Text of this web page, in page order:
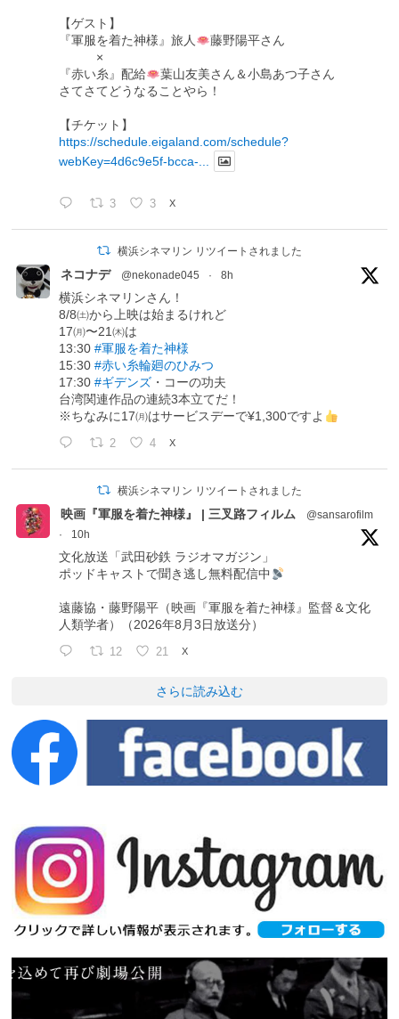
【ゲスト】
『軍服を着た神様』旅人
藤野陽平さん
×
『赤い糸』配給
葉山友美さん＆小島あつ子さん
さてさてどうなることやら！
【チケット】
https://schedule.eigaland.com/schedule?
webKey=4d6c9e5f-bcca-...
3 3 X
横浜シネマリン リツイートされました
ネコナデ @nekonade045 · 8h
横浜シネマリンさん！
8/8㈯から上映は始まるけれど
17㈪〜21㈭は
13:30#軍服を着た神様
15:30#赤い糸輪廻のひみつ
17:30#ギデンズ ・コーの功夫
台湾関連作品の連続3本立てだ！
※ちなみに17㈪はサービスデーで¥1,300ですよ
2 4 X
横浜シネマリン リツイートされました
映画『軍服を着た神様』 | 三叉路フィルム
@sansarofilm
·
10h
文化放送「武田砂鉄 ラジオマガジン」
ポッドキャストで聞き逃し無料配信中
遠藤協・藤野陽平（映画『軍服を着た神様』監督＆文化
人類学者）（2026年8月3日放送分）
12 21 X
さらに読み込む